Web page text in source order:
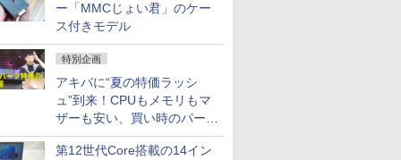
ー「MMCじょい君」のケー
ス付きモデル
特別企画
アキバに“夏の特価ラッシ
ュ”到来！CPUもメモリもマ
ザーも安い、買い時のパーツ
は？【8月7日(金)22時配信】
第12世代Core搭載の14イン